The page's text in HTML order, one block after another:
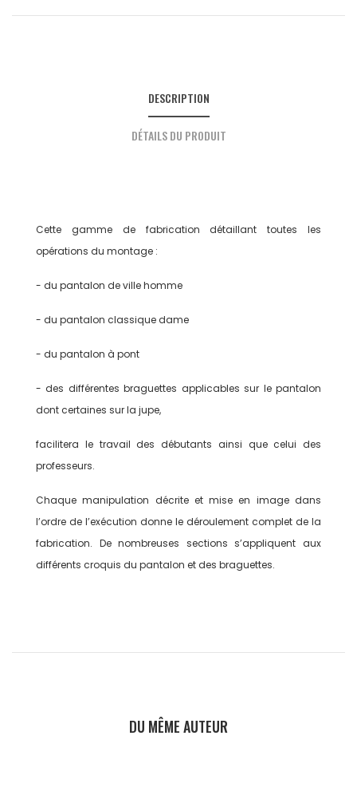
DESCRIPTION
DÉTAILS DU PRODUIT
Cette gamme de fabrication détaillant toutes les
opérations du montage :
- du pantalon de ville homme
- du pantalon classique dame
- du pantalon à pont
- des différentes braguettes applicables sur le pantalon
dont certaines sur la jupe,
facilitera le travail des débutants ainsi que celui des
professeurs.
Chaque manipulation décrite et mise en image dans
l’ordre de l’exécution donne le déroulement complet de la
fabrication. De nombreuses sections s’appliquent aux
différents croquis du pantalon et des braguettes.
DU MÊME AUTEUR